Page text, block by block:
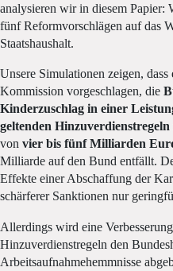
analysieren wir in diesem
fünf Reformvorschlägen auf das
Staatshaushalt.
Unsere Simulationen zeigen,
Kommission vorgeschlagen, die
Kinderzuschlag in einer
geltenden
von vier bis fünf Milliarden
Milliarde auf den Bund entfällt.
Effekte einer Abschaffung der
schärferer Sanktionen nur
Allerdings wird eine
Hinzuverdienstregeln den
Arbeitsaufnahmehemmnisse